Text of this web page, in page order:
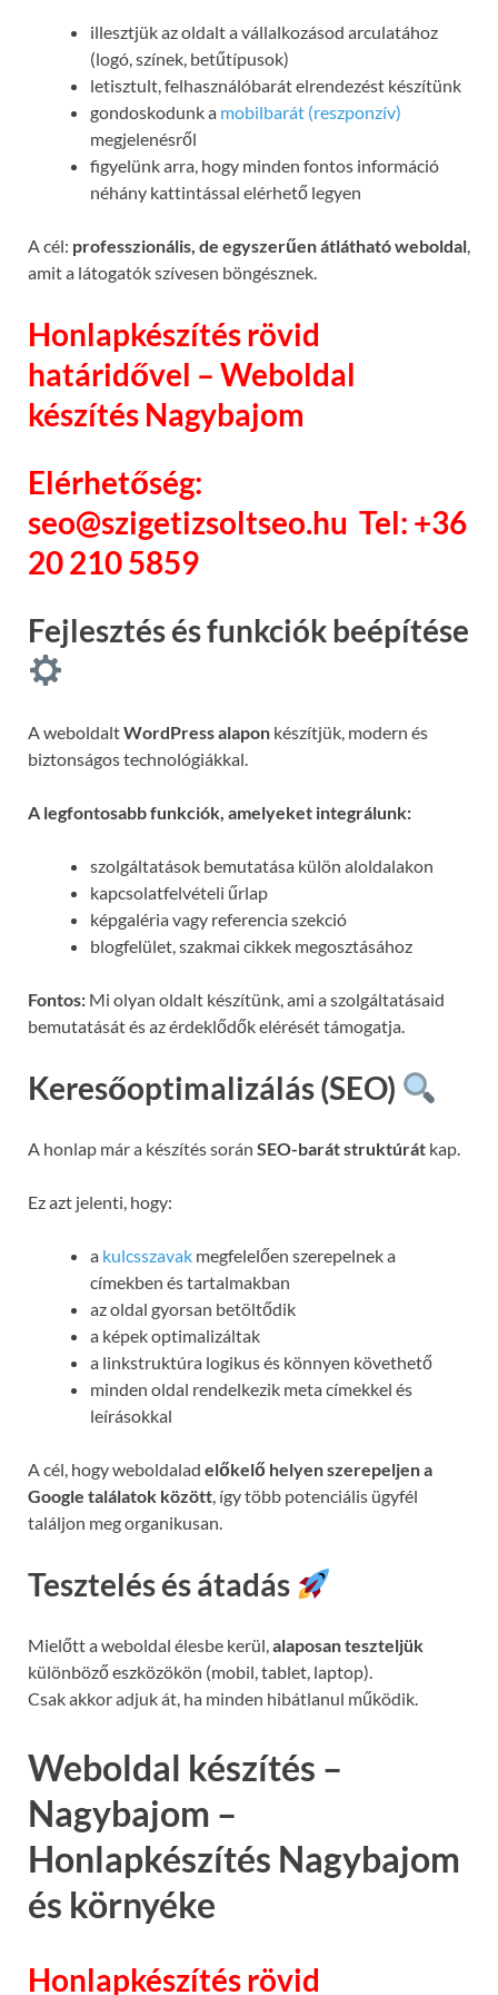
illesztjük az oldalt a vállalkozásod arculatához
(logó, színek, betűtípusok)
letisztult, felhasználóbarát elrendezést készítünk
gondoskodunk a mobilbarát (reszponzív)
megjelenésről
figyelünk arra, hogy minden fontos információ
néhány kattintással elérhető legyen
A cél: professzionális, de egyszerűen átlátható weboldal,
amit a látogatók szívesen böngésznek.
Honlapkészítés rövid
határidővel – Weboldal
készítés Nagybajom
Elérhetőség:
seo@szigetizsoltseo.hu Tel: +36
20 210 5859
Fejlesztés és funkciók beépítése
A weboldaltWordPress alapon készítjük, modern és
biztonságos technológiákkal.
A legfontosabb funkciók, amelyeket integrálunk:
szolgáltatások bemutatása külön aloldalakon
kapcsolatfelvételi űrlap
képgaléria vagy referencia szekció
blogfelület, szakmai cikkek megosztásához
Fontos: Mi olyan oldalt készítünk, ami a szolgáltatásaid
bemutatását és az érdeklődők elérését támogatja.
Keresőoptimalizálás (SEO)
A honlap már a készítés során SEO-barát struktúrát kap.
Ez azt jelenti, hogy:
a kulcsszavak megfelelően szerepelnek a
címekben és tartalmakban
az oldal gyorsan betöltődik
a képek optimalizáltak
a linkstruktúra logikus és könnyen követhető
minden oldal rendelkezik meta címekkel és
leírásokkal
A cél, hogy weboldalad előkelő helyen szerepeljen a
Google találatok között, így több potenciális ügyfél
találjon meg organikusan.
Tesztelés és átadás
Mielőtt a weboldal élesbe kerül,alaposan teszteljük
különböző eszközökön (mobil, tablet, laptop).
Csak akkor adjuk át, ha minden hibátlanul működik.
Weboldal készítés –
Nagybajom –
Honlapkészítés Nagybajom
és környéke
Honlapkészítés rövid